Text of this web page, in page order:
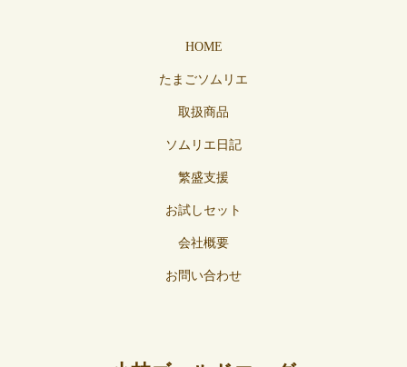
HOME
たまごソムリエ
取扱商品
ソムリエ日記
繁盛支援
お試しセット
会社概要
お問い合わせ